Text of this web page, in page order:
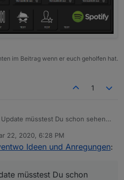
im Beitrag wenn er euch geholfen hat.
1
müsstest Du schon sehen
22, 2020, 6:28 PM
Ideen und Anregungen:
müsstest Du schon